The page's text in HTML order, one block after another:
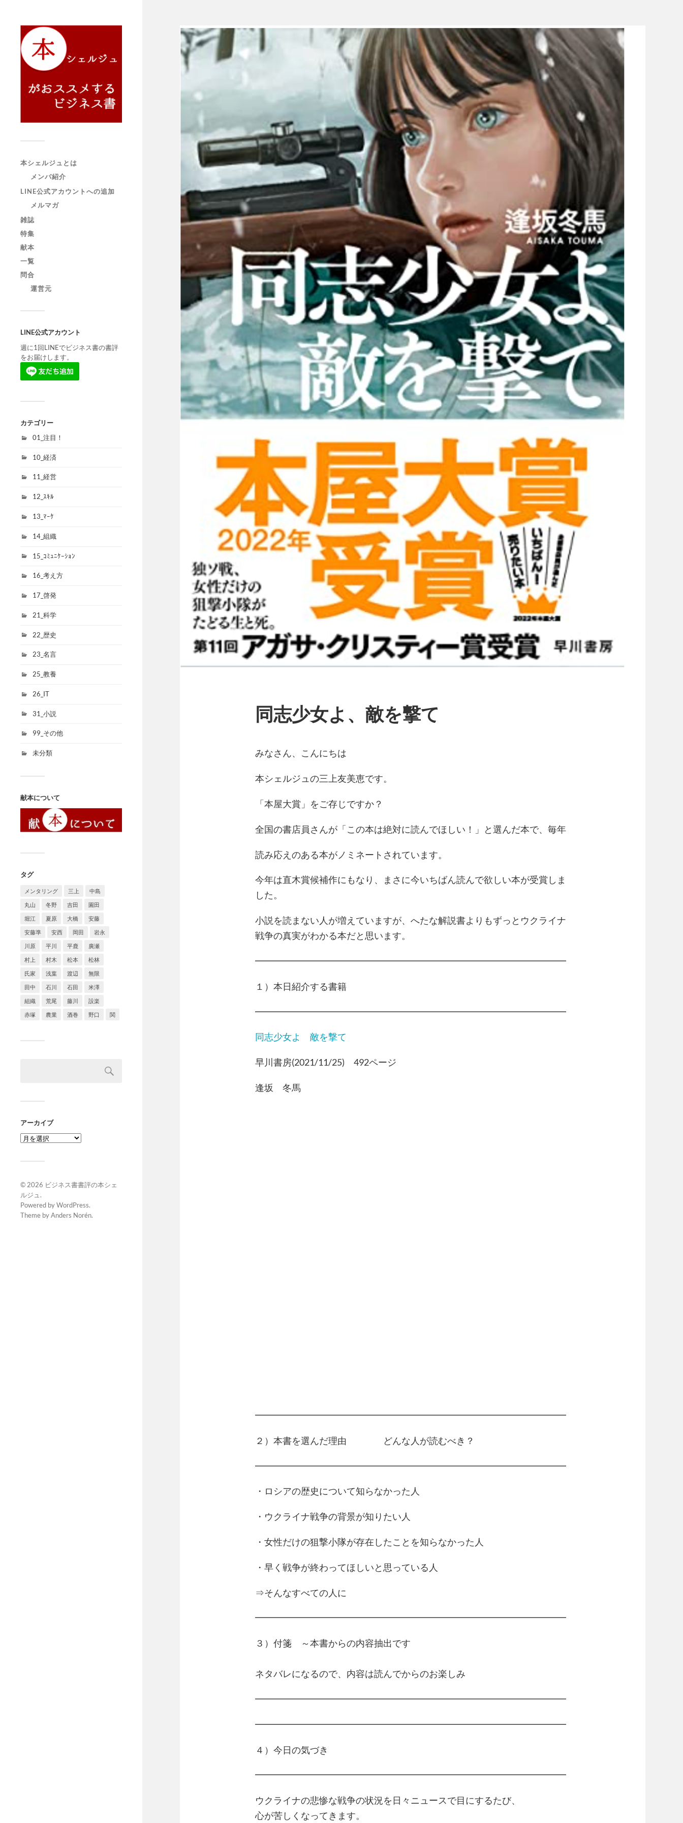
本シェルジュとは
メンバ紹介
LINE公式アカウントへの追加
メルマガ
雑誌
特集
献本
一覧
問合
運営元
LINE公式アカウント
週に1回LINEでビジネス書の書評
をお届けします。
カテゴリー
01_注目！
10_経済
11_経営
12_ｽｷﾙ
13_ﾏｰｹ
14_組織
15_ｺﾐｭﾆｹｰｼｮﾝ
16_考え方
17_啓発
21_科学
22_歴史
23_名言
25_教養
26_IT
31_小説
99_その他
未分類
献本について
タグ
メンタリング 三上 中島
丸山 冬野 吉田 園田
堀江 夏原 大橋 安藤
安藤準 安西 岡田 岩永
川原 平川 平鹿 廣瀬
村上 村木 松本 松林
氏家 浅葉 渡辺 無限
田中 石川 石田 米澤
組織 荒尾 藤川 設楽
赤塚 農業 酒巻 野口 関
アーカイブ
© 2026 ビジネス書書評の本シェ
ルジュ .
Powered byWordPress.
Theme byAnders Norén.
同志少女よ、敵を撃て
みなさん、こんにちは
本シェルジュの三上友美恵です。
「本屋大賞」をご存じですか？
全国の書店員さんが「この本は絶対に読んでほしい！」と選んだ本で、毎年
読み応えのある本がノミネートされています。
今年は直木賞候補作にもなり、まさに今いちばん読んで欲しい本が受賞しま
した。
小説を読まない人が増えていますが、へたな解説書よりもずっとウクライナ
戦争の真実がわかる本だと思います。
━━━━━━━━━━━━━━━━━━━━━━━━━━━━━━━━━━
１）本日紹介する書籍
━━━━━━━━━━━━━━━━━━━━━━━━━━━━━━━━━━
同志少女よ 敵を撃て
早川書房(2021/11/25) 492ページ
逢坂 冬馬
━━━━━━━━━━━━━━━━━━━━━━━━━━━━━━━━━━
２）本書を選んだ理由 どんな人が読むべき？
━━━━━━━━━━━━━━━━━━━━━━━━━━━━━━━━━━
・ロシアの歴史について知らなかった人
・ウクライナ戦争の背景が知りたい人
・女性だけの狙撃小隊が存在したことを知らなかった人
・早く戦争が終わってほしいと思っている人
⇒そんなすべての人に
━━━━━━━━━━━━━━━━━━━━━━━━━━━━━━━━━━
３）付箋 ～本書からの内容抽出です
ネタバレになるので、内容は読んでからのお楽しみ
━━━━━━━━━━━━━━━━━━━━━━━━━━━━━━━━━━
━━━━━━━━━━━━━━━━━━━━━━━━━━━━━━━━━━
４）今日の気づき
━━━━━━━━━━━━━━━━━━━━━━━━━━━━━━━━━━
ウクライナの悲惨な戦争の状況を日々ニュースで目にするたび、
心が苦しくなってきます。